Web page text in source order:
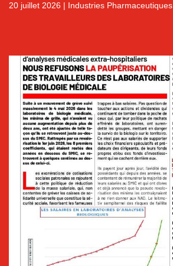
20 juillet 2026 | Industries Pharmaceutiques